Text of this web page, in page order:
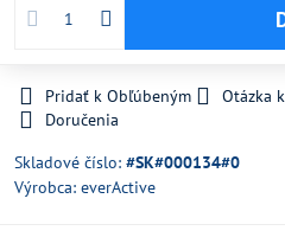
Pridať k Obľúbeným Otázka
Doručenia
Skladové číslo: #SK#000134#0
Výrobca: everActive